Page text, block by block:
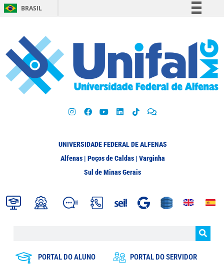
BRASIL
Participe
Acesso à informação
Legislação
UNIVERSIDADE FEDERAL DE ALFENAS
Alfenas | Poços de Caldas | Varginha
Sul de Minas Gerais
PORTAL DO ALUNO PORTAL DO SERVIDOR